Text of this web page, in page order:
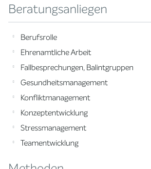
Beratungsanliegen
Berufsrolle
Ehrenamtliche Arbeit
Fallbesprechungen, Balintgruppen
Gesundheitsmanagement
Konfliktmanagement
Konzeptentwicklung
Stressmanagement
Teamentwicklung